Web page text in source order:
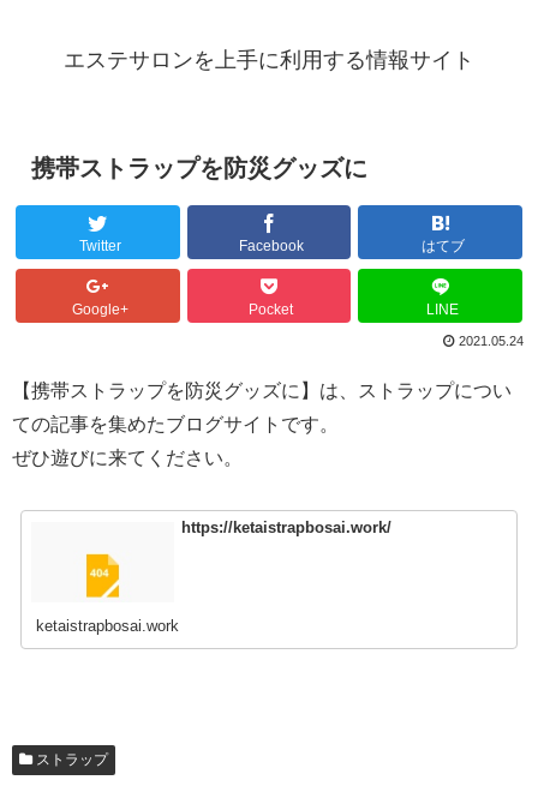
エステサロンを上手に利用する情報サイト
携帯ストラップを防災グッズに
Twitter Facebook はてブ
Google+ Pocket LINE
2021.05.24
【携帯ストラップを防災グッズに】は、ストラップについ
ての記事を集めたブログサイトです。
ぜひ遊びに来てください。
https://ketaistrapbosai.work/
ketaistrapbosai.work
ストラップ